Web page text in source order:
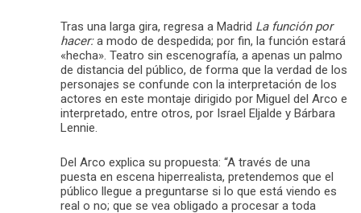
Tras una larga gira, regresa a Madrid La función por
hacer:a modo de despedida; por fin, la función estará
«hecha». Teatro sin escenografía, a apenas un palmo
de distancia del público, de forma que la verdad de los
personajes se confunde con la interpretación de los
actores en este montaje dirigido por Miguel del Arco e
interpretado, entre otros, por Israel Eljalde y Bárbara
Lennie.
Del Arco explica su propuesta: “A través de una
puesta en escena hiperrealista, pretendemos que el
público llegue a preguntarse si lo que está viendo es
real o no; que se vea obligado a procesar a toda